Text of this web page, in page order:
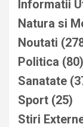
Informatii
Natura si
Noutati
Politica (80)
Sanatate
Sport (25)
Stiri